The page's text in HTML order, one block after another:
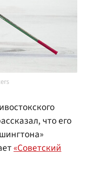
что его
«Советский